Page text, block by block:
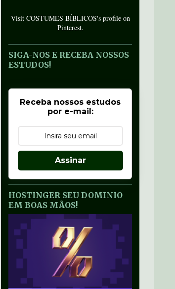
Visit COSTUMES BÍBLICOS's profile on
Pinterest.
SIGA-NOS E RECEBA NOSSOS
ESTUDOS!
Receba nossos estudos
por e-mail:
Assinar
HOSTINGER SEU DOMINIO
EM BOAS MÃOS!